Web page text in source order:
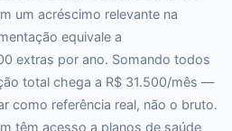
um acréscimo relevante na
equivale a
extras por ano. Somando todos
total chega a R$ 31.500/mês —
como referência real, não o bruto.
têm acesso a planos de saúde